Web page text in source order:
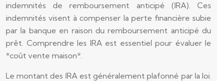
indemnités de remboursement anticipé (IRA). Ces
indemnités visent à compenser la perte financière subie
par la banque en raison du remboursement anticipé du
prêt. Comprendre les IRA est essentiel pour évaluer le
*coût vente maison*.
Le montant des IRA est généralement plafonné par la loi.